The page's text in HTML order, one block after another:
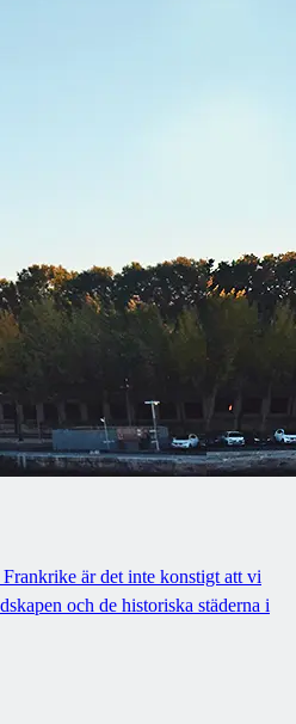
är det inte konstigt att vi
och de historiska städerna i